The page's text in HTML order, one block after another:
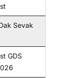
Sevak
GDS